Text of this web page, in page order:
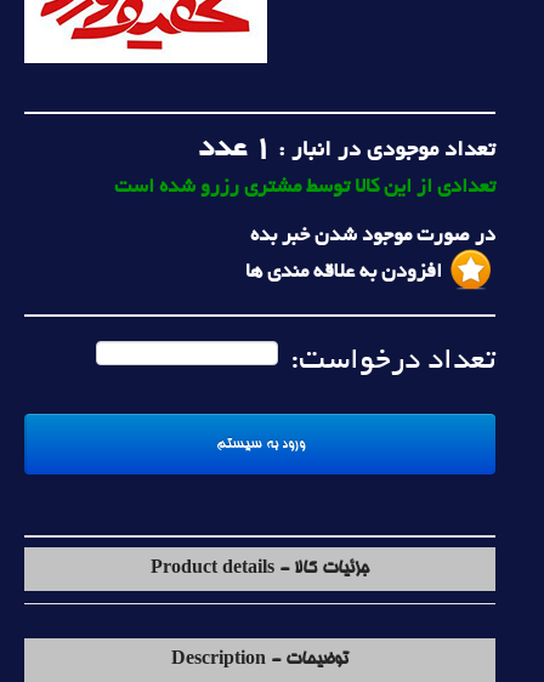
تعداد موجودی در انبار : 1 عدد
تعدادی از این کالا توسط مشتری رزرو شده است
در صورت موجود شدن خبر بده
افزودن به علاقه مندی ها
تعداد درخواست:
جزئیات کالا - Product details
توضیحات - Description